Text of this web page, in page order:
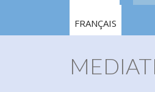
FRANÇAIS